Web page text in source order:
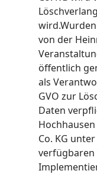
von der
öffentlich
als
GVO zur
Daten
Co. KG
verfügbaren